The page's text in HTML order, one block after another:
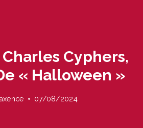
Cyphers,
« Halloween »
07/08/2024